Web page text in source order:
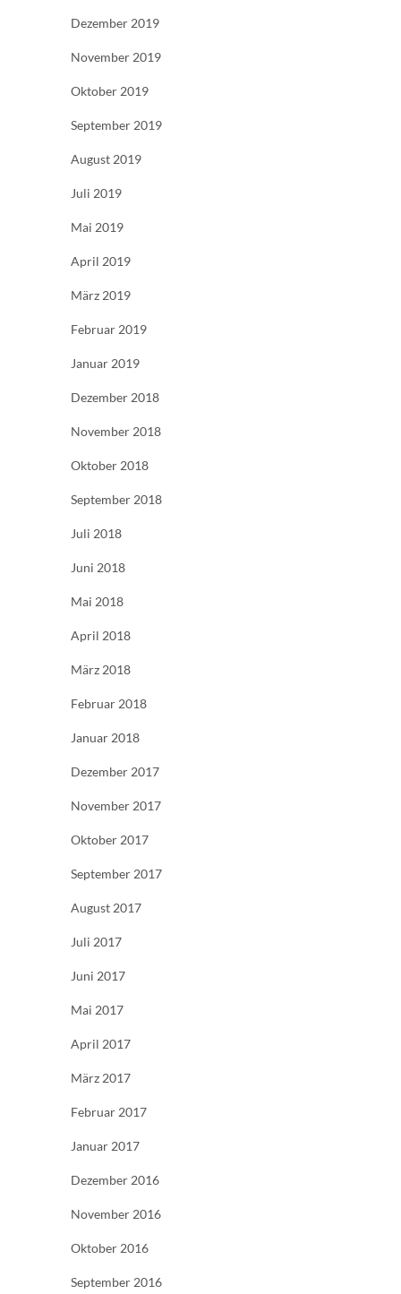
Dezember 2019
November 2019
Oktober 2019
September 2019
August 2019
Juli 2019
Mai 2019
April 2019
März 2019
Februar 2019
Januar 2019
Dezember 2018
November 2018
Oktober 2018
September 2018
Juli 2018
Juni 2018
Mai 2018
April 2018
März 2018
Februar 2018
Januar 2018
Dezember 2017
November 2017
Oktober 2017
September 2017
August 2017
Juli 2017
Juni 2017
Mai 2017
April 2017
März 2017
Februar 2017
Januar 2017
Dezember 2016
November 2016
Oktober 2016
September 2016